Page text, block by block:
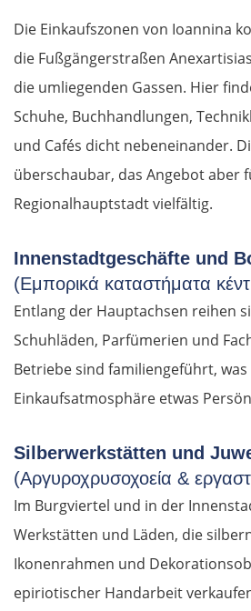
Die Einkaufszonen von Ioannina
die Fußgängerstraßen
die umliegenden Gassen. Hier
Schuhe, Buchhandlungen,
und Cafés dicht nebeneinander.
überschaubar, das Angebot aber
Regionalhauptstadt vielfältig.
Innenstadtgeschäfte und
(Εμπορικά καταστήματα
Entlang der Hauptachsen reihen
Schuhläden, Parfümerien und
Betriebe sind familiengeführt,
Einkaufsatmosphäre etwas
Silberwerkstätten und
(Αργυροχρυσοχοεία &
Im Burgviertel und in der
Werkstätten und Läden, die
Ikonenrahmen und
epiriotischer Handarbeit